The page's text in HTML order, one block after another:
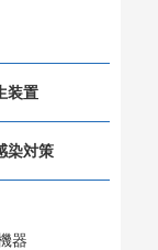
装置
染対策
器